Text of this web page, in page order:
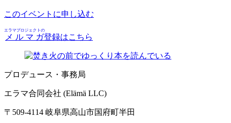
このイベントに申し込む
メルマガ
エラマプロジェクトの
登録はこちら
プロデュース・事務局
エラマ合同会社 (Elämä LLC)
〒509-4114 岐阜県高山市国府町半田